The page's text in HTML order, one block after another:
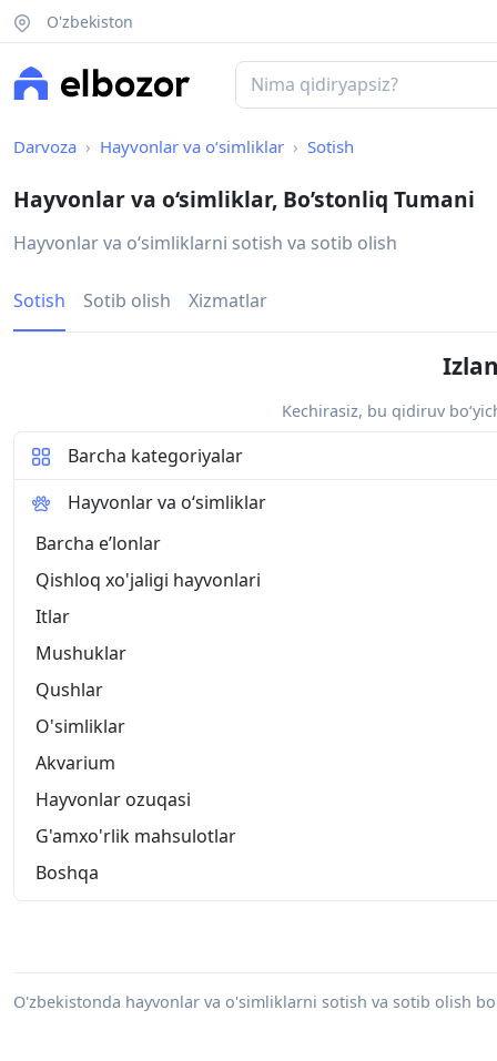
O'zbekiston
Darvoza Hayvonlar va o‘simliklar Sotish
Hayvonlar va o‘simliklar, Bo’stonliq Tumani
Hayvonlar va oʻsimliklarni sotish va sotib olish
Sotish Sotib olish Xizmatlar
Kechirasiz, bu qidiruv
Barcha kategoriyalar
Hayvonlar va o‘simliklar
Barcha eʼlonlar
Qishloq xo'jaligi hayvonlari
Itlar
Mushuklar
Qushlar
O'simliklar
Akvarium
Hayvonlar ozuqasi
G'amxo'rlik mahsulotlar
Boshqa
O'zbekistonda hayvonlar va o'simliklarni sotish va sotib olish